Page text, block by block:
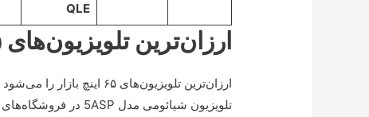
QLE
ارزان‌ترین تلویزیون‌های ۶۵ اینچ بازار